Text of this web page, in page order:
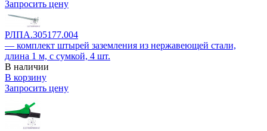
Запросить цену
РЛПА.305177.004
— комплект штырей заземления из нержавеющей стали,
длина 1 м, с сумкой, 4 шт.
В наличии
В корзину
Запросить цену